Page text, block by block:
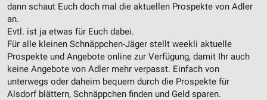
dann schaut Euch doch mal die aktuellen Prospekte von Adler
an.
Evtl. ist ja etwas für Euch dabei.
Für alle kleinen Schnäppchen-Jäger stellt weekli aktuelle
Prospekte und Angebote online zur Verfügung, damit Ihr auch
keine Angebote von Adler mehr verpasst. Einfach von
unterwegs oder daheim bequem durch die Prospekte für
Alsdorf blättern, Schnäppchen finden und Geld sparen.